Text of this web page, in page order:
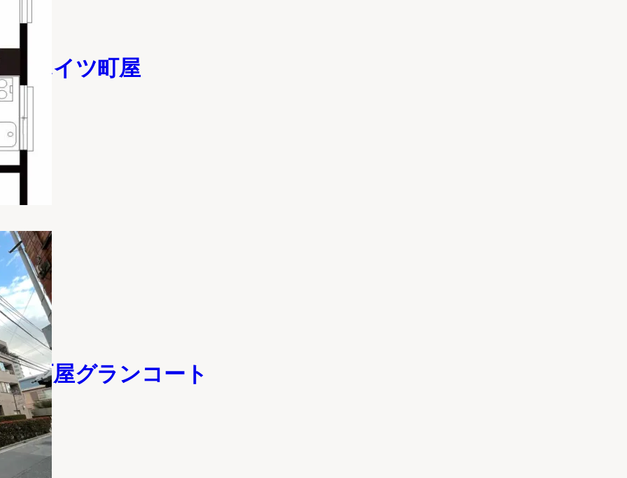
ーハイツ町屋
モ町屋グランコート